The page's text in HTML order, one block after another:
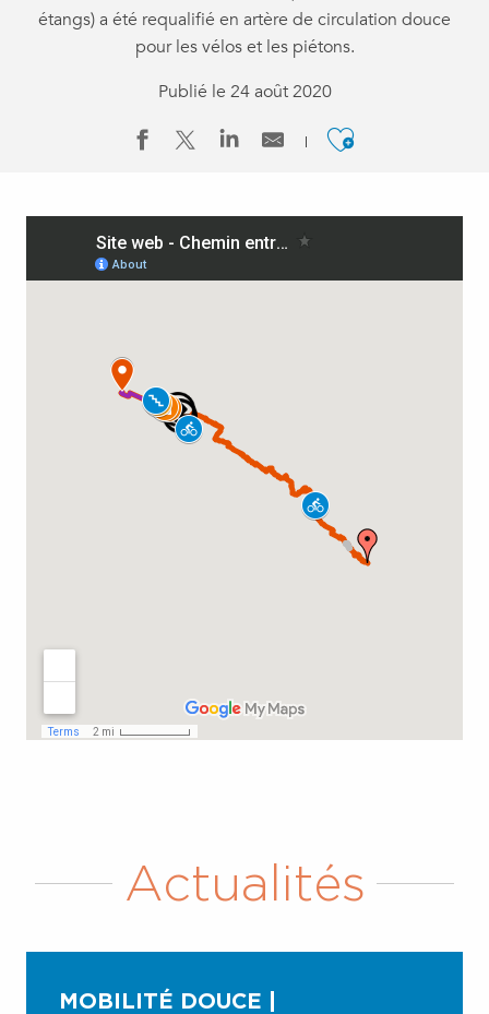
étangs) a été requalifié en artère de circulation douce
pour les vélos et les piétons.
Publié le 24 août 2020
Ajouter
Actualités
MOBILITÉ DOUCE |